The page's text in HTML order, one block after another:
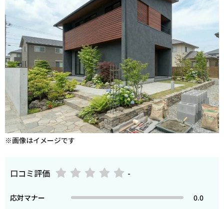
※画像はイメージです
口コミ評価 -
応対マナー
0.0